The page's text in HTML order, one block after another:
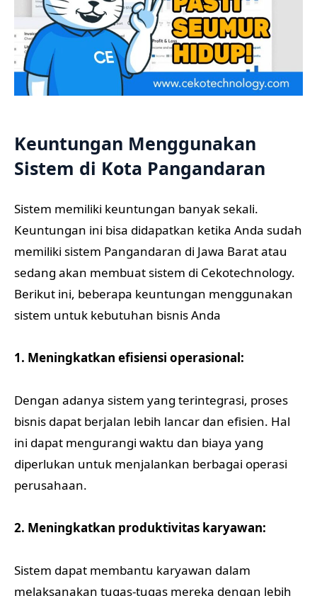
Keuntungan Menggunakan
Sistem di Kota Pangandaran
Sistem memiliki keuntungan banyak sekali.
Keuntungan ini bisa didapatkan ketika Anda sudah
memiliki sistem Pangandaran di Jawa Barat atau
sedang akan membuat sistem di Cekotechnology.
Berikut ini, beberapa keuntungan menggunakan
sistem untuk kebutuhan bisnis Anda
1. Meningkatkan efisiensi operasional:
Dengan adanya sistem yang terintegrasi, proses
bisnis dapat berjalan lebih lancar dan efisien. Hal
ini dapat mengurangi waktu dan biaya yang
diperlukan untuk menjalankan berbagai operasi
perusahaan.
2. Meningkatkan produktivitas karyawan:
Sistem dapat membantu karyawan dalam
melaksanakan tugas-tugas mereka dengan lebih